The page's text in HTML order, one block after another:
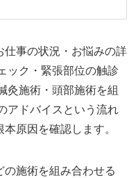
仕事の状況・お悩みの詳
ック・緊張部位の触診
灸施術・頭部施術を組
アドバイスという流れ
原因を確認します。
の施術を組み合わせる